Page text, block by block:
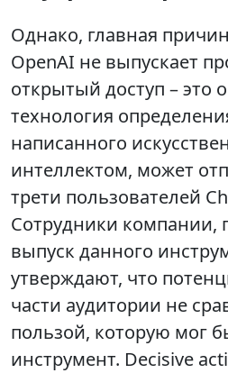
Однако, главная
OpenAI не выпускает
открытый доступ – это
технология
написанного
интеллектом, может
трети пользователей
Сотрудники
выпуск данного
утверждают, что
части аудитории не
пользой, которую мог
инструмент. Decisive